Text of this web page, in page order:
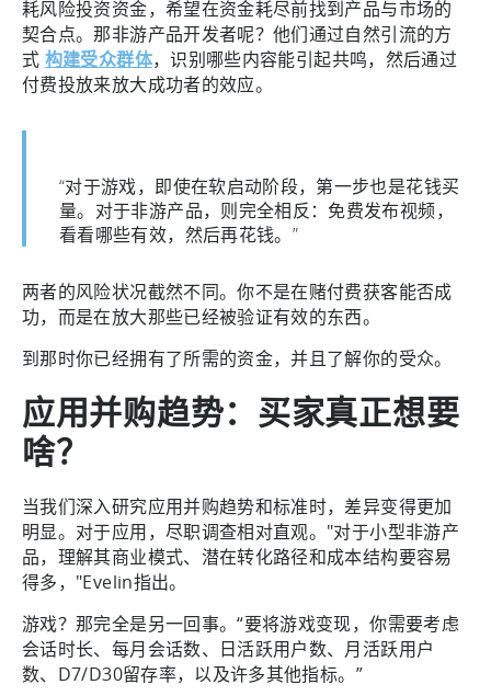
耗风险投资资金，希望在资金耗尽前找到产品与市场的
契合点。那非游产品开发者呢？他们通过自然引流的方
式 构建受众群体，识别哪些内容能引起共鸣，然后通过
付费投放来放大成功者的效应。
“对于游戏，即使在软启动阶段，第一步也是花钱买
量。对于非游产品，则完全相反：免费发布视频，
看看哪些有效，然后再花钱。”
两者的风险状况截然不同。你不是在赌付费获客能否成
功，而是在放大那些已经被验证有效的东西。
到那时你已经拥有了所需的资金，并且了解你的受众。
应用并购趋势：买家真正想要
啥？
当我们深入研究应用并购趋势和标准时，差异变得更加
明显。对于应用，尽职调查相对直观。"对于小型非游产
品，理解其商业模式、潜在转化路径和成本结构要容易
得多，"Evelin指出。
游戏？那完全是另一回事。“要将游戏变现，你需要考虑
会话时长、每月会话数、日活跃用户数、月活跃用户
数、D7/D30留存率，以及许多其他指标。”